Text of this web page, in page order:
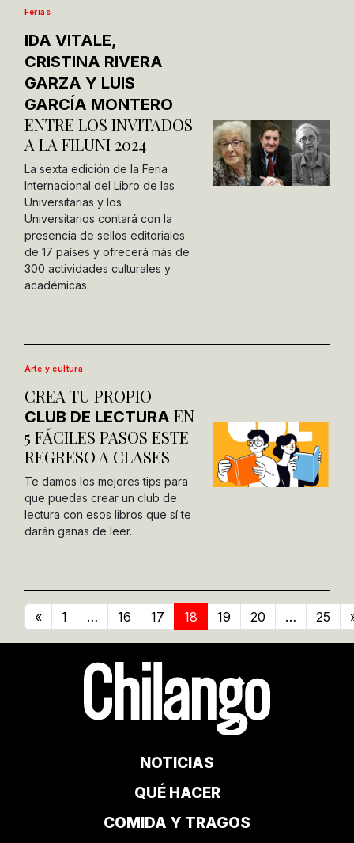
Ferias
IDA VITALE,
CRISTINA RIVERA
GARZA Y LUIS
GARCÍA MONTERO
ENTRE LOS INVITADOS
A LA FILUNI 2024
La sexta edición de la Feria
Internacional del Libro de las
Universitarias y los
Universitarios contará con la
presencia de sellos editoriales
de 17 países y ofrecerá más de
300 actividades culturales y
académicas.
Arte y cultura
CREA TU PROPIO
CLUB DE LECTURA EN
5 FÁCILES PASOS ESTE
REGRESO A CLASES
Te damos los mejores tips para
que puedas crear un club de
lectura con esos libros que sí te
darán ganas de leer.
« 1 … 16 17 18 19 20 … 25
NOTICIAS
QUÉ HACER
COMIDA Y TRAGOS